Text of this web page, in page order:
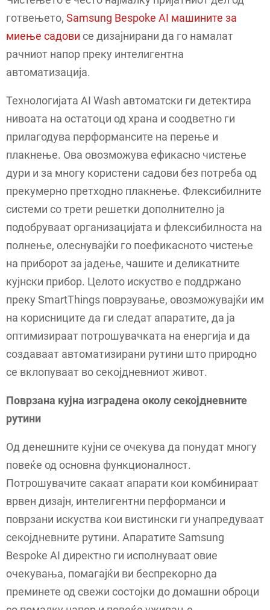
готвењето, Samsung Bespoke AI машините за
миење садови се дизајнирани да го намалат
рачниот напор преку интелигентна
автоматизација.
Технологијата AI Wash автоматски ги детектира
нивоата на остатоци од храна и соодветно ги
прилагодува перформансите на перење и
плакнење. Ова овозможува ефикасно чистење
дури и за многу користени садови без потреба од
прекумерно претходно плакнење. Флексибилните
системи со трети решетки дополнително ја
подобруваат организацијата и флексибилноста на
полнење, олеснувајќи го поефикасното чистење
на приборот за јадење, чашите и деликатните
кујнски прибор. Целото искуство е поддржано
преку SmartThings поврзување, овозможувајќи им
на корисниците да ги следат апаратите, да ја
оптимизираат потрошувачката на енергија и да
создаваат автоматизирани рутини што природно
се вклопуваат во секојдневниот живот.
Поврзана кујна изградена околу секојдневните
рутини
Од денешните кујни се очекува да понудат многу
повеќе од основна функционалност.
Потрошувачите сакаат апарати кои комбинираат
врвен дизајн, интелигентни перформанси и
поврзани искуства кои вистински ги унапредуваат
секојдневните рутини. Апаратите Samsung
Bespoke AI директно ги исполнуваат овие
очекувања, помагајќи ви беспрекорно да
преминете од свежи состојки до домашни оброци